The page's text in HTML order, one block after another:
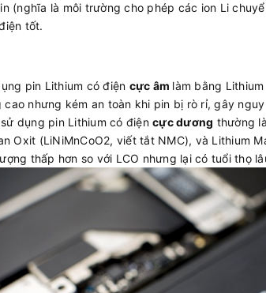
(nghĩa là môi trường cho phép các ion Li
tốt.
pin Lithium có điện cực âm làm bằng
nhưng kém an toàn khi pin bị rò rỉ, gây nguy
dụng pin Lithium có điện cực dương thường
Oxit (LiNiMnCoO2, viết tắt NMC), và Lithium
thấp hơn so với LCO nhưng lại có tuổi thọ